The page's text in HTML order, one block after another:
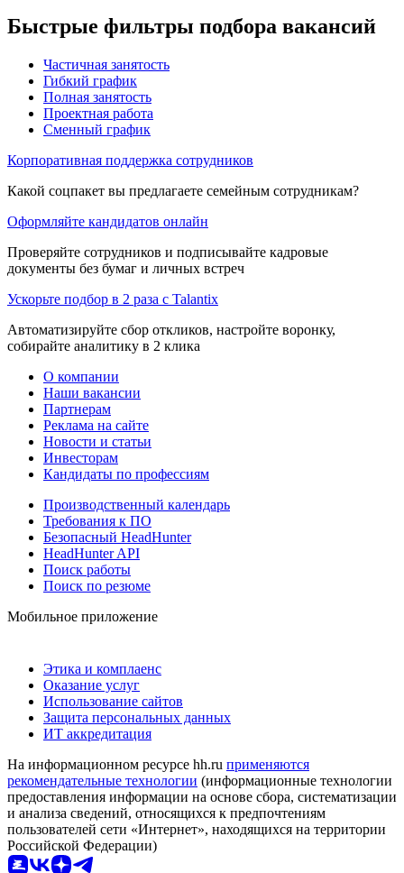
Быстрые фильтры подбора вакансий
Частичная занятость
Гибкий график
Полная занятость
Проектная работа
Сменный график
Корпоративная поддержка сотрудников
Какой соцпакет вы предлагаете семейным сотрудникам?
Оформляйте кандидатов онлайн
Проверяйте сотрудников и подписывайте кадровые
документы без бумаг и личных встреч
Ускорьте подбор в 2 раза с Talantix
Автоматизируйте сбор откликов, настройте воронку,
собирайте аналитику в 2 клика
О компании
Наши вакансии
Партнерам
Реклама на сайте
Новости и статьи
Инвесторам
Кандидаты по профессиям
Производственный календарь
Требования к ПО
Безопасный HeadHunter
HeadHunter API
Поиск работы
Поиск по резюме
Мобильное приложение
Этика и комплаенс
Оказание услуг
Использование сайтов
Защита персональных данных
ИТ аккредитация
На информационном ресурсе hh.ru применяются
рекомендательные технологии (информационные технологии
предоставления информации на основе сбора, систематизации
и анализа сведений, относящихся к предпочтениям
пользователей сети «Интернет», находящихся на территории
Российской Федерации)